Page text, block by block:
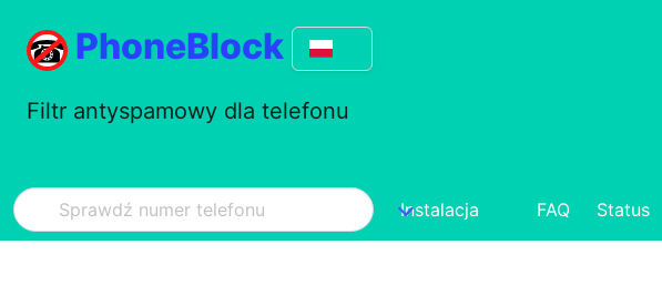
PhoneBlock
Filtr antyspamowy dla telefonu
Instalacja FAQ Status